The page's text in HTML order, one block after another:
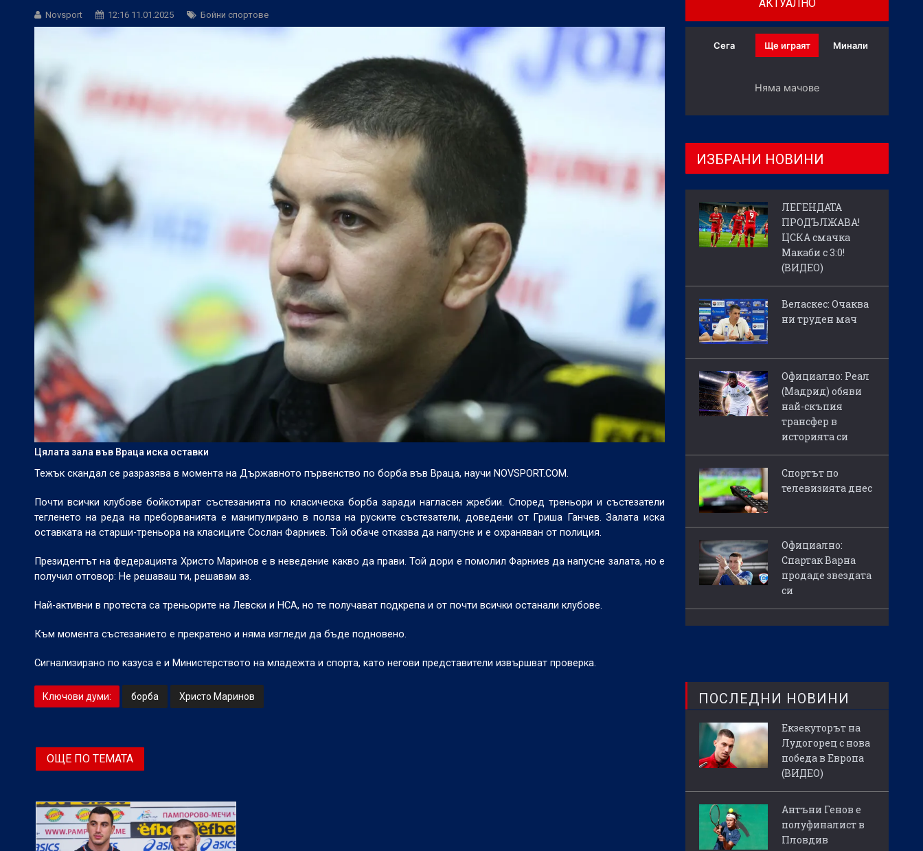
БГ Футбол: Веласкес: Очаква ни труден мач
Официално: Реал (Мадрид) обяви най-скъпия трансфер в историята си
Novsport 12:16 11.01.2025 Бойни спортове
Цялата зала във Враца иска оставки
Тежък скандал се разразява в момента на Държавното първенство по борба във Враца, научи NOVSPORT.COM.
Почти всички клубове бойкотират състезанията по класическа борба заради нагласен жребии. Според треньори и състезатели
тегленето на реда на преборванията е манипулирано в полза на руските състезатели, доведени от Гриша Ганчев. Залата иска
оставката на старши-треньора на класиците Сослан Фарниев. Той обаче отказва да напусне и е охраняван от полиция.
Президентът на федерацията Христо Маринов е в неведение какво да прави. Той дори е помолил Фарниев да напусне залата, но е
получил отговор: Не решаваш ти, решавам аз.
Най-активни в протеста са треньорите на Левски и НСА, но те получават подкрепа и от почти всички останали клубове.
Към момента състезанието е прекратено и няма изгледи да бъде подновено.
Сигнализирано по казуса е и Министерството на младежта и спорта, като негови представители извършват проверка.
Ключови думи: борба Христо Маринов
ОЩЕ ПО ТЕМАТА
АКТУАЛНО
Сега Ще играят Минали
Няма мачове
ИЗБРАНИ НОВИНИ
ЛЕГЕНДАТА
ПРОДЪЛЖАВА!
ЦСКА смачка
Макаби с 3:0!
(ВИДЕО)
Веласкес: Очаква
ни труден мач
Официално: Реал
(Мадрид) обяви
най-скъпия
трансфер в
историята си
Спортът по
телевизията днес
Официално:
Спартак Варна
продаде звездата
си
ПОСЛЕДНИ НОВИНИ
Екзекуторът на
Лудогорец с нова
победа в Европа
(ВИДЕО)
Антъни Генов е
полуфиналист в
Пловдив